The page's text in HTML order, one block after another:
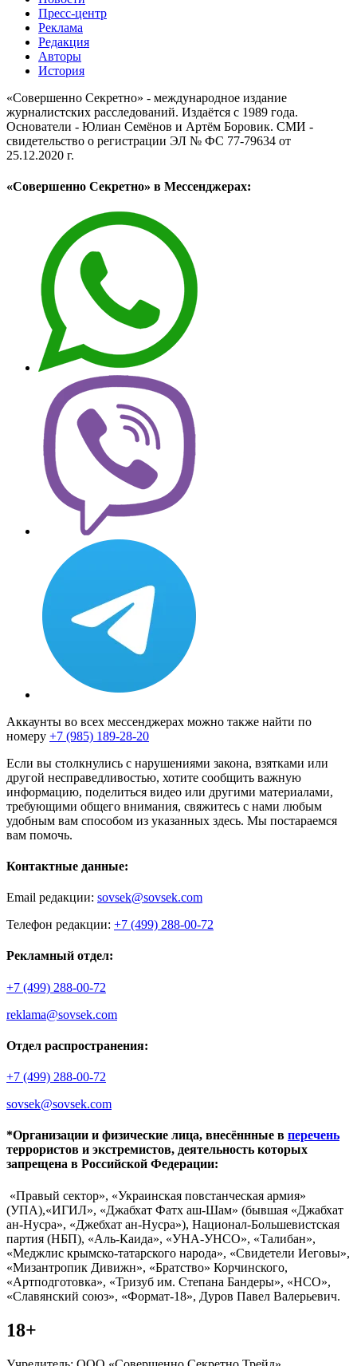
Пресс-центр
Реклама
Редакция
Авторы
История
«Совершенно Секретно» - международное издание
журналистских расследований. Издаётся с 1989 года.
Основатели - Юлиан Семёнов и Артём Боровик. CМИ -
свидетельство о регистрации ЭЛ № ФС 77-79634 от
25.12.2020 г.
«Совершенно Секретно» в Мессенджерах:
Аккаунты во всех мессенджерах можно также найти по
номеру +7 (985) 189-28-20
Если вы столкнулись с нарушениями закона, взятками или
другой несправедливостью, хотите сообщить важную
информацию, поделиться видео или другими материалами,
требующими общего внимания, свяжитесь с нами любым
удобным вам способом из указанных здесь. Мы постараемся
вам помочь.
Контактные данные:
Email редакции: sovsek@sovsek.com
Телефон редакции: +7 (499) 288-00-72
Рекламный отдел:
+7 (499) 288-00-72
reklama@sovsek.com
Отдел распространения:
+7 (499) 288-00-72
sovsek@sovsek.com
*Организации и физические лица, внесённные в перечень
террористов и экстремистов, деятельность которых
запрещена в Российской Федерации:
«Правый сектор», «Украинская повстанческая армия»
(УПА),«ИГИЛ», «Джабхат Фатх аш-Шам» (бывшая «Джабхат
ан-Нусра», «Джебхат ан-Нусра»), Национал-Большевистская
партия (НБП), «Аль-Каида», «УНА-УНСО», «Талибан»,
«Меджлис крымско-татарского народа», «Свидетели Иеговы»,
«Мизантропик Дивижн», «Братство» Корчинского,
«Артподготовка», «Тризуб им. Степана Бандеры», «НСО»,
«Славянский союз», «Формат-18», Дуров Павел Валерьевич.
18+